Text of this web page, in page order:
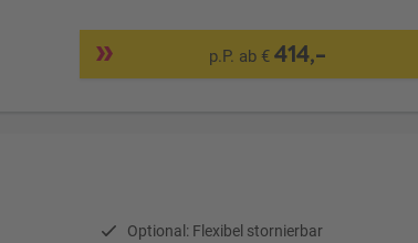
p.P. ab € 414,-
Optional: Flexibel stornierbar